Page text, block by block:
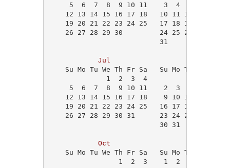
5  6  7  8  9 10 11    3  4  5  6  7
12 13 14 15 16 17 18   10 11 12 13 14
19 20 21 22 23 24 25   17 18 19 20 21
26 27 28 29 30         24 25 26
Jul
Su Mo Tu We Th Fr Sa   Su Mo Tu We Th
1  2  3  4
5  6  7  8  9 10 11    2  3  4  5  6
12 13 14 15 16 17 18    9 10 11 12 13
19 20 21 22 23 24 25   16 17 18 19 20
26 27 28 29 30 31      23 24 25
Oct
Su Mo Tu We Th Fr Sa   Su Mo Tu We Th
1  2  3    1  2  3  4  5